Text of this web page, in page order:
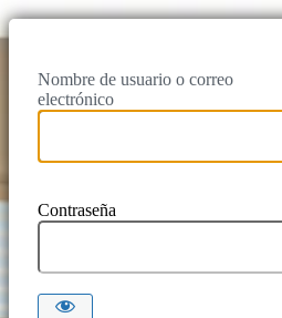
Nombre de usuario o correo
electrónico
Contraseña